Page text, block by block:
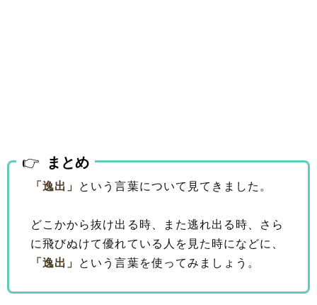
まとめ
「逸出」 という言葉について見てきました。
どこかから抜け出る時、また逃れ出る時、さら
に飛びぬけて優れている人を見た時になどに、
「逸出」
という言葉を使ってみましょう。